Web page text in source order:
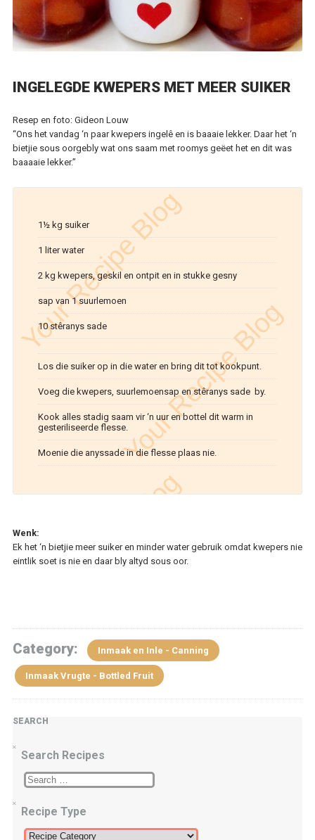
INGELEGDE KWEPERS MET MEER SUIKER
Resep en foto: Gideon Louw
“Ons het vandag ‘n paar kwepers ingelê en is baaaie lekker. Daar het ‘n
bietjie sous oorgebly wat ons saam met roomys geëet het en dit was
baaaaie lekker.”
1½ kg suiker
1 liter water
2 kg kwepers, geskil en ontpit en in stukke gesny
sap van 1 suurlemoen
10 stêranys sade
Los die suiker op in die water en bring dit tot kookpunt.
Voeg die kwepers, suurlemoensap en stêranys sade by.
Kook alles stadig saam vir ‘n uur en bottel dit warm in
gesteriliseerde flesse.
Moenie die anyssade in die flesse plaas nie.
Wenk:
Ek het ‘n bietjie meer suiker en minder water gebruik omdat kwepers nie
eintlik soet is nie en daar bly altyd sous oor.
Category: Inmaak en Inle - Canning
Inmaak Vrugte - Bottled Fruit
SEARCH
Search Recipes
Recipe Type